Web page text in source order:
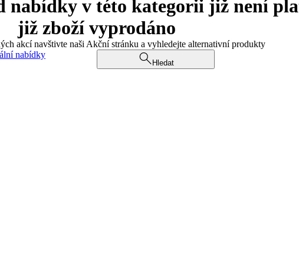
nabídky v této kategorii již není
již zboží vyprodáno
akcí navštivte naši Akční stránku a vyhledejte alternativní produkty
nabídky
Hledat